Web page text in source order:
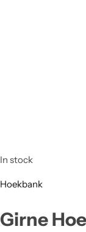
In stock
Hoekbank
Girne